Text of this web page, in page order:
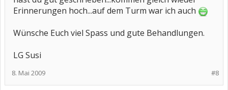
Erinnerungen hoch...auf dem Turm war ich auch
Wünsche Euch viel Spass und gute Behandlungen.
LG Susi
#8
8. Mai 2009